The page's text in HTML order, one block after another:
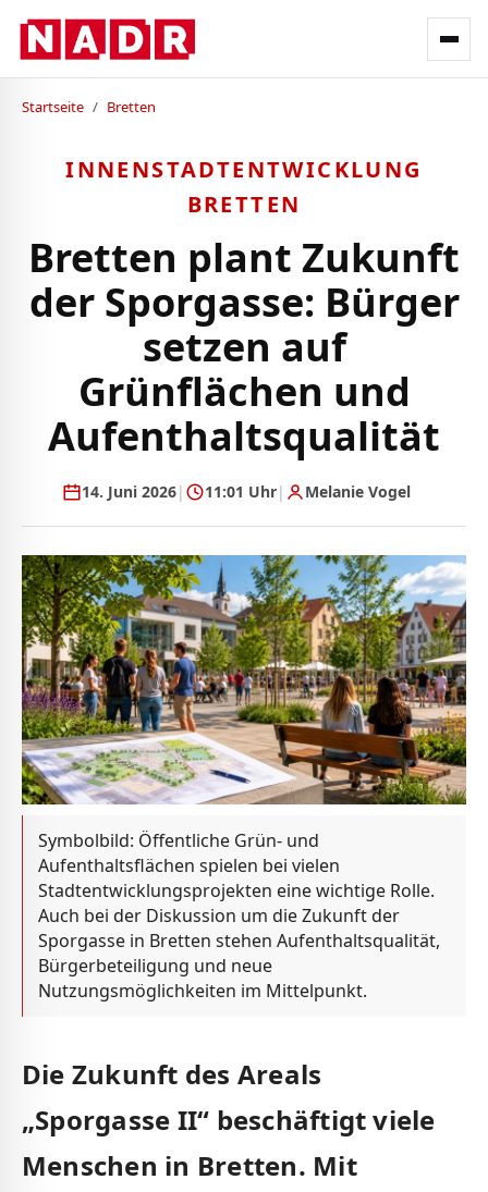
Startseite / Bretten
INNENSTADTENTWICKLUNG
BRETTEN
Bretten plant Zukunft
der Sporgasse: Bürger
setzen auf
Grünflächen und
Aufenthaltsqualität
14. Juni 2026| 11:01 Uhr| Melanie Vogel
Symbolbild: Öffentliche Grün- und
Aufenthaltsflächen spielen bei vielen
Stadtentwicklungsprojekten eine wichtige Rolle.
Auch bei der Diskussion um die Zukunft der
Sporgasse in Bretten stehen Aufenthaltsqualität,
Bürgerbeteiligung und neue
Nutzungsmöglichkeiten im Mittelpunkt.
Die Zukunft des Areals
„Sporgasse II“ beschäftigt viele
Menschen in Bretten. Mit